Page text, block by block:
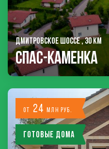
ДМИТРОВСКОЕ ШОССЕ , 30 КМ
Спас-Каменка
от 24млн руб.
Готовые дома